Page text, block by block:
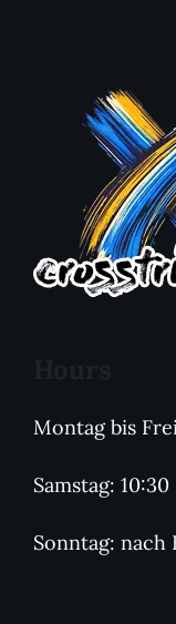
Montag bis
Samstag:
Sonntag: nach